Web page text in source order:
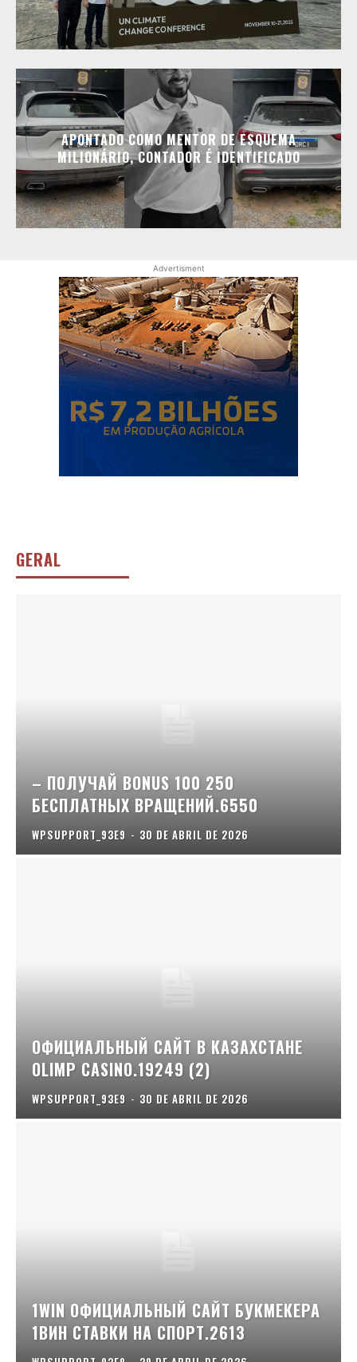
APONTADO COMO MENTOR DE ESQUEMA
MILIONÁRIO, CONTADOR É IDENTIFICADO
Advertisment
GERAL
– ПОЛУЧАЙ BONUS 100 250
БЕСПЛАТНЫХ ВРАЩЕНИЙ.6550
WPSUPPORT_93E9 - 30 DE ABRIL DE 2026
ОФИЦИАЛЬНЫЙ САЙТ В КАЗАХСТАНЕ
OLIMP CASINO.19249 (2)
WPSUPPORT_93E9 - 30 DE ABRIL DE 2026
1WIN ОФИЦИАЛЬНЫЙ САЙТ БУКМЕКЕРА
1ВИН СТАВКИ НА СПОРТ.2613